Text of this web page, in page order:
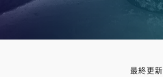
最終更新